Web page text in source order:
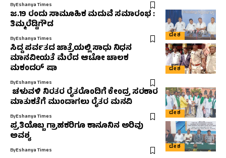
ByEshanya Times
ದೇಶ
ಜ.19 ರಂದು ಸಾಮೂಹಿಕ ಮದುವೆ ಸಮಾರಂಭ :
ತಿಮ್ಮರೆಡ್ಡಿಗೌಡ
ByEshanya Times
ದೇಶ
ಸಿದ್ದ ಪರ್ವತದ ಜಾತ್ರೆಯಲ್ಲಿ ಸಾಧು ನಿಧನ
ಮಾನವೀಯತೆ ಮೆರೆದ ಆಟೋ ಚಾಲಕ
ಮಕಂದರ್ ಷಾ
ByEshanya Times
ದೇಶ
ಚಳುವಳಿ ನಿರತರ ರೈತರೊಂದಿಗೆ ಕೇಂದ್ರ ಸರಕಾರ
ಮಾತುಕತೆಗೆ ಮುಂದಾಗಲು ರೈತರ ಮನವಿ
ByEshanya Times
ದೇಶ
ಪ್ರತಿಯೊಬ್ಬ ಗ್ರಾಹಕರಿಗೂ ಕಾನೂನಿನ ಅರಿವು
ಅವಶ್ಯ
ByEshanya Times